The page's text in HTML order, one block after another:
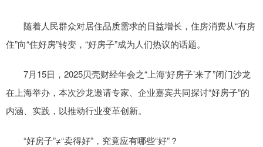
随着人民群众对居住品质需求的日益增长，住房消费从“有房
住”向“住好房”转变，“好房子”成为人们热议的话题。
7月15日，2025贝壳财经年会之“上海‘好房子’来了”闭门沙龙
在上海举办，本次沙龙邀请专家、企业嘉宾共同探讨“好房子”的
内涵、实践，以推动行业变革创新。
“好房子”≠“卖得好”，究竟应有哪些“好”？